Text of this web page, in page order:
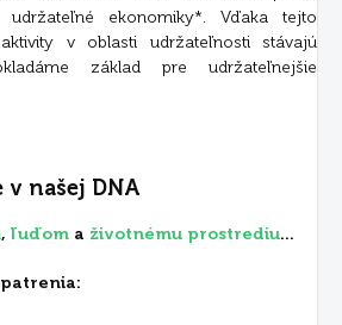
udržateľné ekonomiky*. Vďaka tejto
v oblasti udržateľnosti stávajú
základ pre udržateľnejšie
našej DNA
, ľuďom a životnému prostrediu...